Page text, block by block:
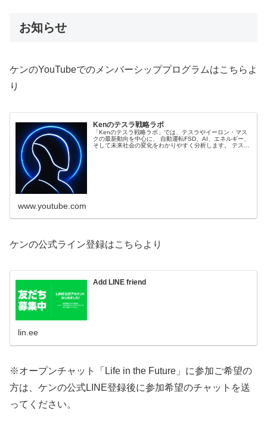
お知らせ
ケンのYouTubeでのメンバーシッププログラムはこちらよ
り
Kenのテスラ戦略ラボ
「Kenのテスラ戦略ラボ」では、テスラやイーロン・マス
クの最新動向を中心に、 自動運転FSD、AI、エネルギー、
そして未来社会の変化をわかりやすく分析します。 テスラ
www.youtube.com
ケンの公式ライン登録はこちらより
Add LINE friend
lin.ee
※オープンチャット「Life in the Future」に参加ご希望の
方は、ケンの公式LINE登録後に参加希望のチャットを送
ってください。